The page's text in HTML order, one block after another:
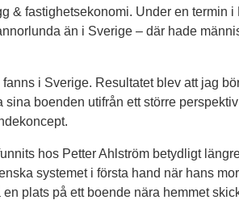
& fastighetsekonomi. Under en termin
än i Sverige – där hade
i Sverige. Resultatet blev att jag
boenden utifrån ett större
hos Petter Ahlström betydligt
systemet i första hand när hans
plats på ett boende nära hemmet